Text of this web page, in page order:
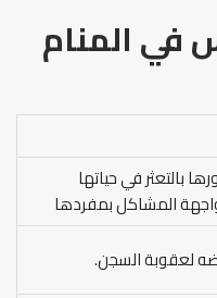
المنام
بالتعثر في حياتها
المشاكل بمفردها
لعقوبة السجن.